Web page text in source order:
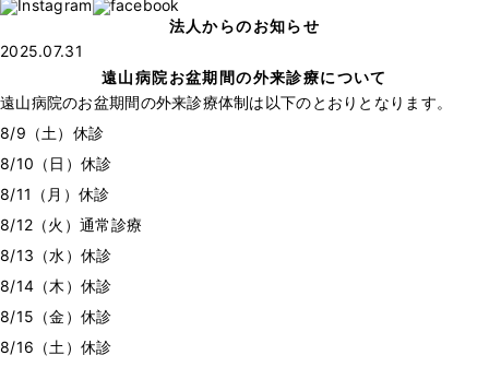
法人からのお知らせ
2025.07.31
遠山病院お盆期間の外来診療について
遠山病院のお盆期間の外来診療体制は以下のとおりとなります。
8/9（土）休診
8/10（日）休診
8/11（月）休診
8/12（火）通常診療
8/13（水）休診
8/14（木）休診
8/15（金）休診
8/16（土）休診